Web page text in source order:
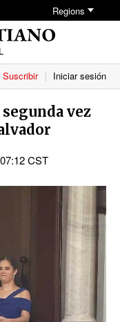
Regions
Suscribir Iniciar sesión
vez
CST